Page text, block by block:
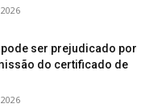
ser prejudicado por
do certificado de